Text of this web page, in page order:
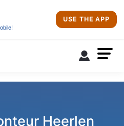
USE THE APP
Heerlen